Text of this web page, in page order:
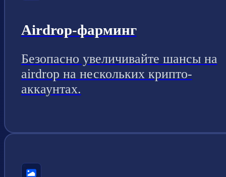
Airdrop-фарминг
Безопасно увеличивайте шансы на
airdrop на нескольких крипто-
аккаунтах.